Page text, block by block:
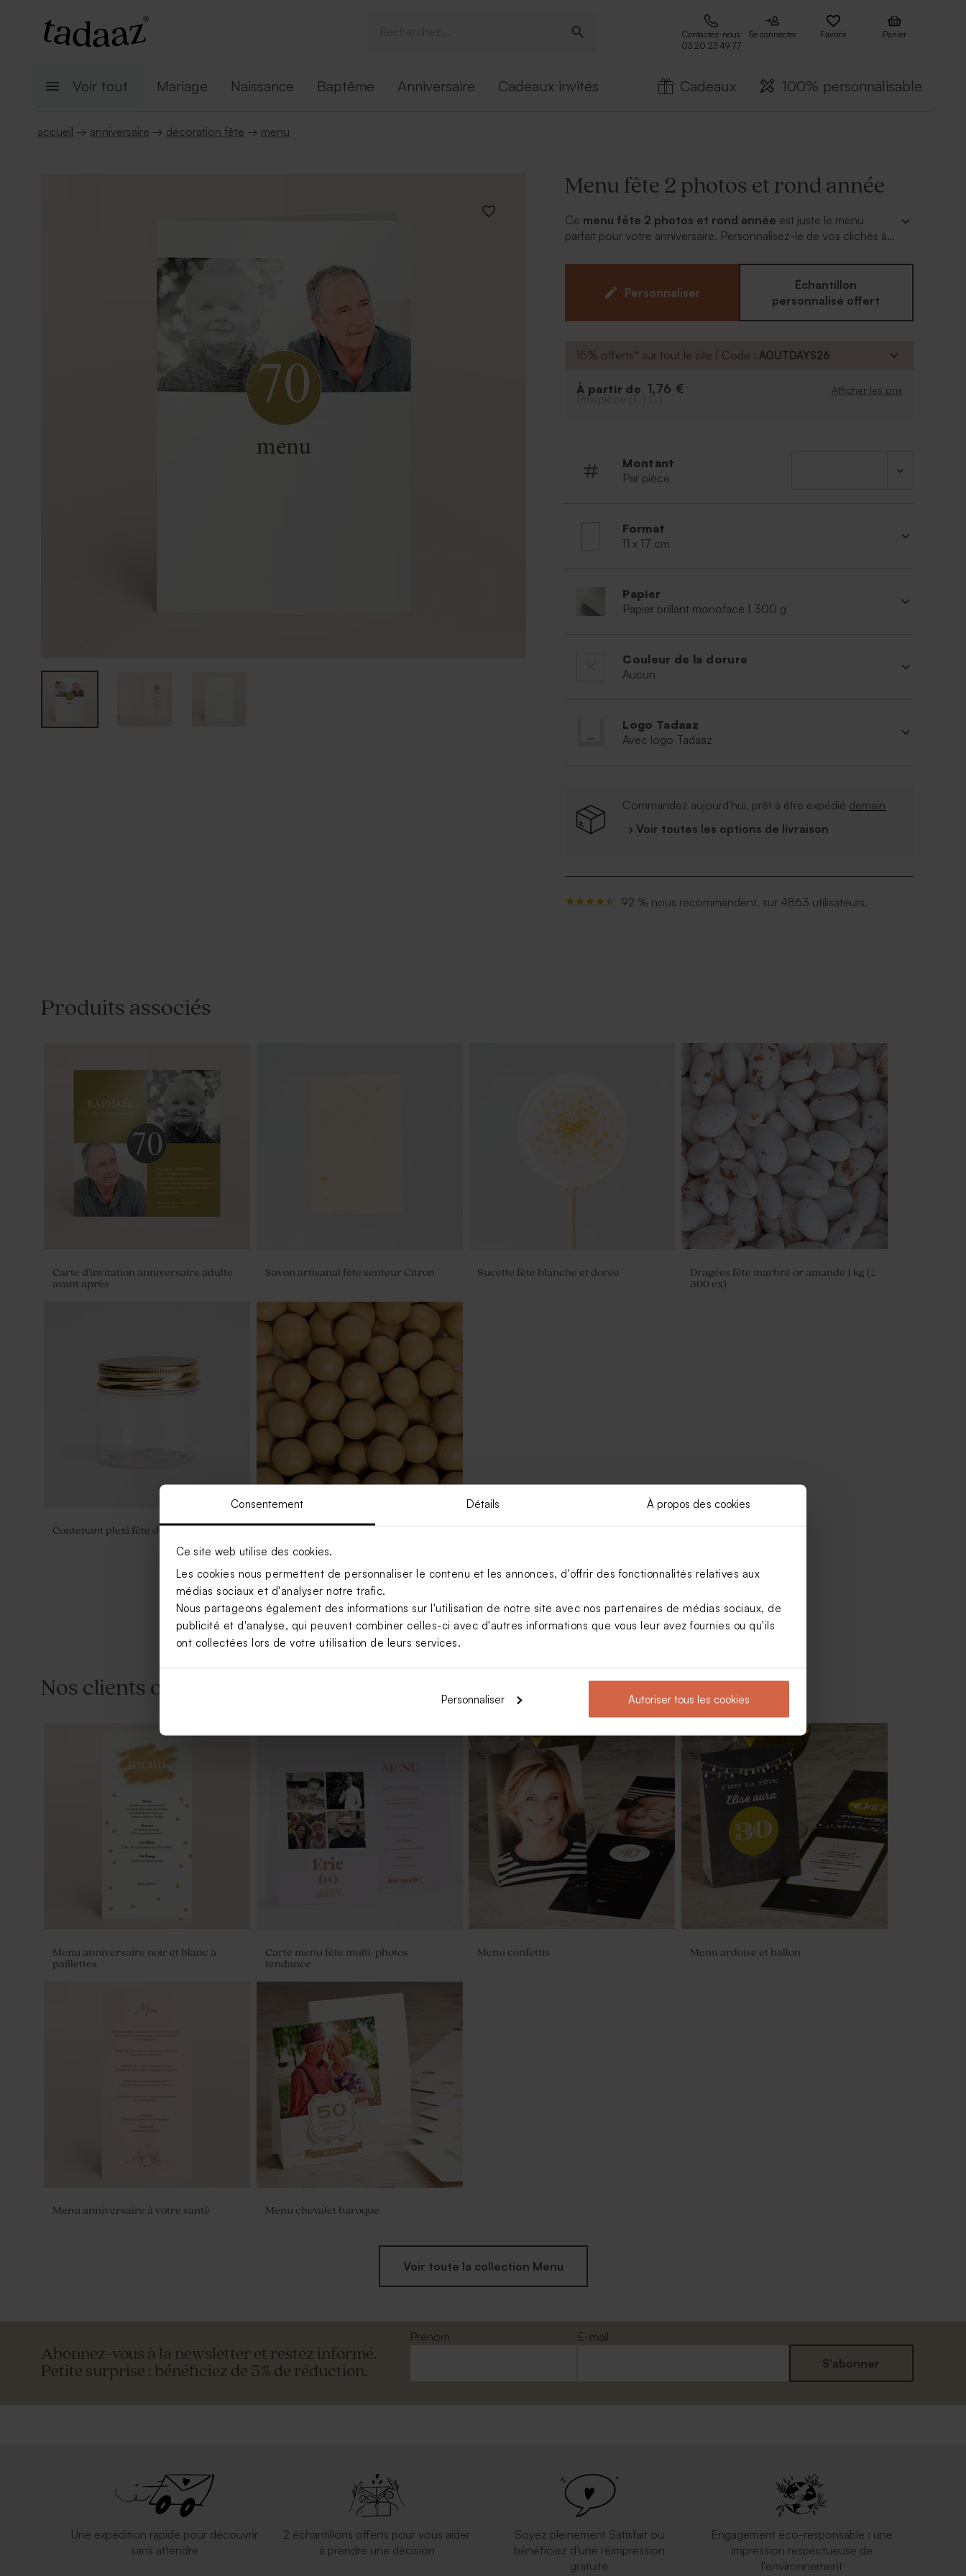
Consentement Détails À propos des cookies
Ce site web utilise des cookies.
Les cookies nous permettent de personnaliser le contenu et les annonces, d'offrir des fonctionnalités relatives aux
médias sociaux et d'analyser notre trafic.
Nous partageons également des informations sur l'utilisation de notre site avec nos partenaires de médias sociaux, de
publicité et d'analyse, qui peuvent combiner celles-ci avec d'autres informations que vous leur avez fournies ou qu'ils
ont collectées lors de votre utilisation de leurs services.
Personnaliser Autoriser tous les cookies
Contactez-nous
03 20 23 49 77
Se connecter Favoris Panier
Voir tout Mariage Naissance Baptême Anniversaire Cadeaux invités Cadeaux 100% personnalisable
accueil → anniversaire → décoration fête → menu
Menu fête 2 photos et rond année
Ce menu fête 2 photos et rond année est juste le menu
parfait pour votre anniversaire. Personnalisez-le de vos clichés à
fond du rond année est personnalisable de la couleur de votre
choix parmi notre panel. Il ne manque que vos délicieux mets à
l'intérieur et le tour est joué.
Personnaliser
Échantillon
personnalisé offert
15% offerts* sur tout le site | Code :AOUTDAYS26
À partir de 1,76 € Afficher les prix
Prix/pièce (T.T.C.)
Montant
Par pièce
Format
11 x 17 cm
Papier
Papier brillant monoface | 300 g
Couleur de la dorure
Aucun
Logo Tadaaz
Avec logo Tadaaz
Commandez aujourd'hui, prêt à être expédié demain
› Voir toutes les options de livraison
92 % nous recommandent, sur 4863 utilisateurs.
Produits associés
Carte d'invitation anniversaire adulte
avant après
Savon artisanal fête senteur Citron Sucette fête blanche et dorée
Dragées fête marbré or amande 1 kg (±
300 ex)
Contenant plexi fête doré
Tube à bulles fête or
Dragées anniversaire lentilles XS or
goût chocolat 195 gr (± 507 ex)
Savon fête fond fleur d'or - senteur
Calendula Bambou
Dragées chocolat marbrées or et blanc
Nos clients ont aussi aimé...
Menu anniversaire noir et blanc à
paillettes
Carte menu fête multi-photos
tendance
Menu confettis Menu ardoise et ballon
Menu anniversaire à votre santé Menu chevalet baroque
Voir toute la collection Menu
Abonnez-vous à la newsletter et restez informé.
Petite surprise : bénéficiez de 5% de réduction.
Prénom
E-mail
S'abonner
Une expédition rapide pour découvrir
sans attendre
2 échantillons offerts pour vous aider
à prendre une décision
Soyez pleinement Satisfait ou
bénéficiez d'une réimpression
gratuite
Engagement éco-responsable : une
impression respectueuse de
l'environnement